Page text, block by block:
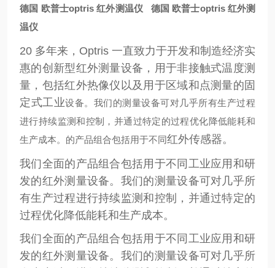
德国 欧普士optris 红外测温仪
德国 欧普士optris 红外测
温仪
20 多年来，Optris 一直致力于开发和制造经济实
惠的创新型红外测量设备，用于非接触式温度测
量，包括红外热像仪以及用于区域和点测量的固
定式工业设备。我们的测量设备可对几乎所有生产过程
进行持续监测和控制，并通过特定的过程优化降低能耗和
生产成本。 的产品组合包括用于不同红外传感器。
我们全面的产品组合包括用于不同工业应用和研
发的红外测量设备。我们的测量设备可对几乎所
有生产过程进行持续监测和控制，并通过特定的
过程优化降低能耗和生产成本。
我们全面的产品组合包括用于不同工业应用和研
发的红外测量设备。我们的测量设备可对几乎所